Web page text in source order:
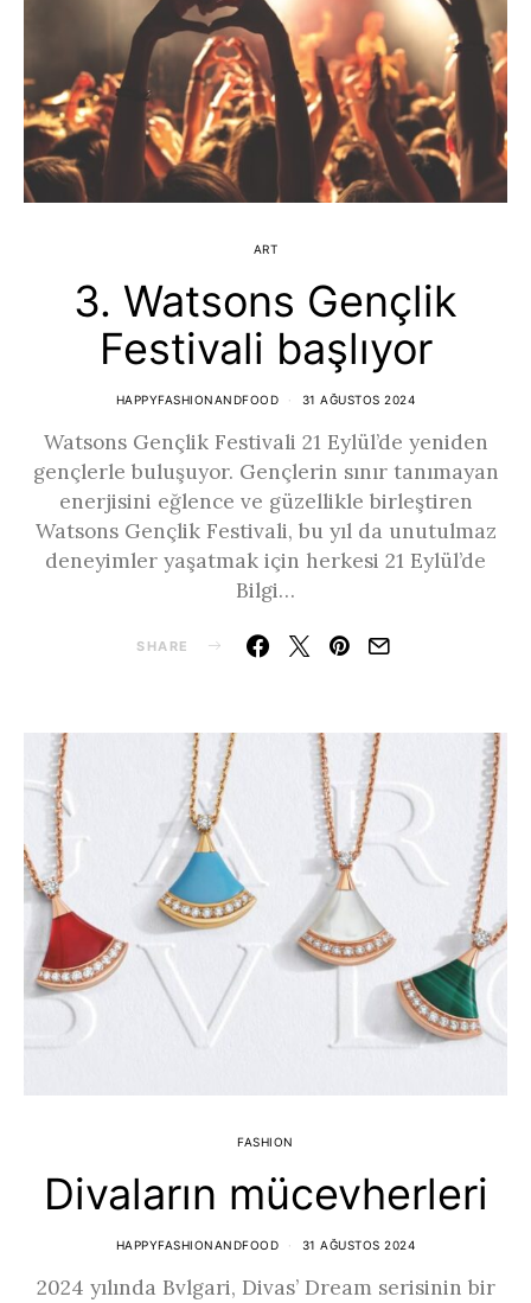
ART
3. Watsons Gençlik
Festivali başlıyor
HAPPYFASHIONANDFOOD 31 AĞUSTOS 2024
Watsons Gençlik Festivali 21 Eylül’de yeniden
gençlerle buluşuyor. Gençlerin sınır tanımayan
enerjisini eğlence ve güzellikle birleştiren
Watsons Gençlik Festivali, bu yıl da unutulmaz
deneyimler yaşatmak için herkesi 21 Eylül’de
Bilgi…
SHARE
FASHION
Divaların mücevherleri
HAPPYFASHIONANDFOOD 31 AĞUSTOS 2024
2024 yılında Bvlgari, Divas’ Dream serisinin bir